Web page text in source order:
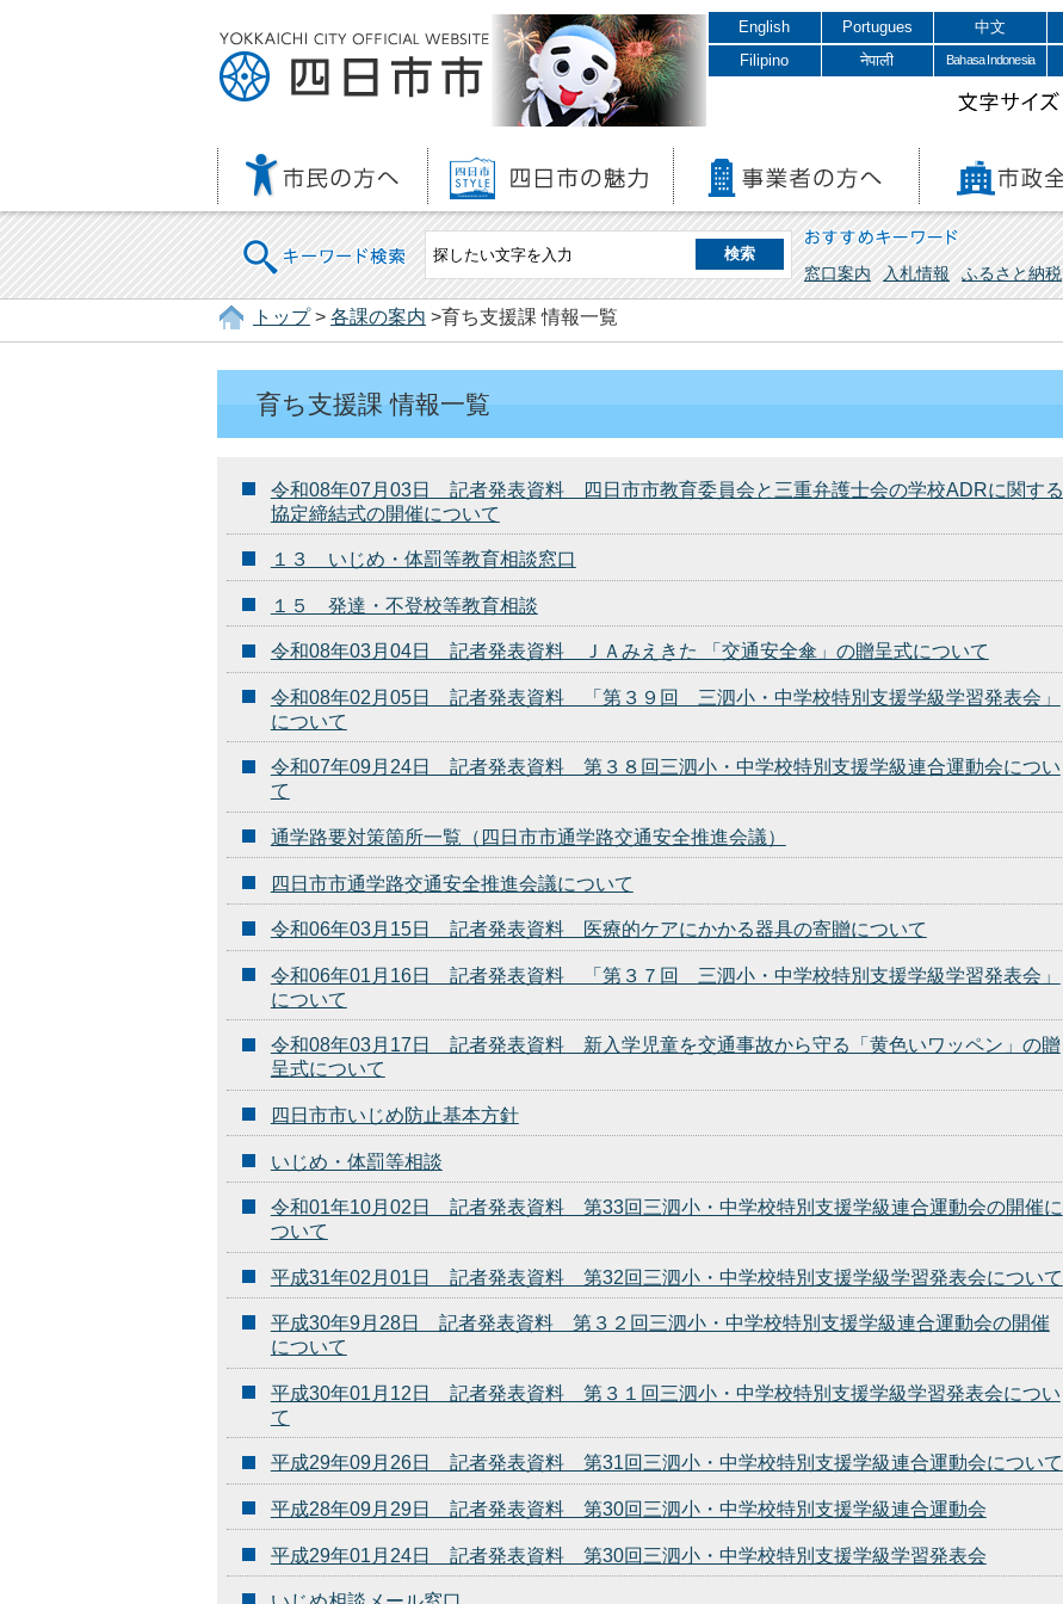
English Portugues 中文
Filipino
नेपाली Bahasa Indonesia
文字サイズ
キーワード検索 おすすめキーワード
窓口案内 入札情報 ふるさと納税
トップ> 各課の案内 >育ち支援課 情報一覧
育ち支援課 情報一覧
令和08年07月03日 記者発表資料 四日市市教育委員会と三重弁護士会の学校ADRに関する
協定締結式の開催について
１３ いじめ・体罰等教育相談窓口
１５ 発達・不登校等教育相談
令和08年03月04日 記者発表資料 ＪＡみえきた 「交通安全傘」の贈呈式について
令和08年02月05日 記者発表資料 「第３９回 三泗小・中学校特別支援学級学習発表会」
について
令和07年09月24日 記者発表資料 第３８回三泗小・中学校特別支援学級連合運動会につい
て
通学路要対策箇所一覧（四日市市通学路交通安全推進会議）
四日市市通学路交通安全推進会議について
令和06年03月15日 記者発表資料 医療的ケアにかかる器具の寄贈について
令和06年01月16日 記者発表資料 「第３７回 三泗小・中学校特別支援学級学習発表会」
について
令和08年03月17日 記者発表資料 新入学児童を交通事故から守る「黄色いワッペン」の贈
呈式について
四日市市いじめ防止基本方針
いじめ・体罰等相談
令和01年10月02日 記者発表資料 第33回三泗小・中学校特別支援学級連合運動会の開催に
ついて
平成31年02月01日 記者発表資料 第32回三泗小・中学校特別支援学級学習発表会について
平成30年9月28日 記者発表資料 第３２回三泗小・中学校特別支援学級連合運動会の開催
について
平成30年01月12日 記者発表資料 第３１回三泗小・中学校特別支援学級学習発表会につい
て
平成29年09月26日 記者発表資料 第31回三泗小・中学校特別支援学級連合運動会について
平成28年09月29日 記者発表資料 第30回三泗小・中学校特別支援学級連合運動会
平成29年01月24日 記者発表資料 第30回三泗小・中学校特別支援学級学習発表会